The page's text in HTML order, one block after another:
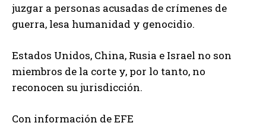
juzgar a personas acusadas de crímenes de
guerra, lesa humanidad y genocidio.
Estados Unidos, China, Rusia e Israel no son
miembros de la corte y, por lo tanto, no
reconocen su jurisdicción.
Con información de EFE